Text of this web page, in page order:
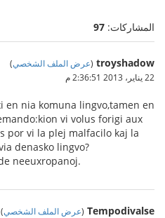
المشاركات: 97
troyshadow
(عرض الملف الشخصي)
22 يناير، 2013 2:36:51 م
en nia komuna lingvo,tamen en
vi volus forigi aux
por vi la plej malfacilo kaj la
denasko lingvo?
neeuxropanoj.
Tempodivalse
(عرض الملف الشخصي)